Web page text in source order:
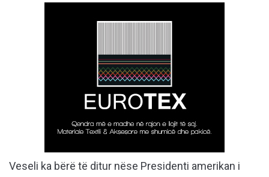
Veseli ka bërë të ditur nëse Presidenti amerikan i